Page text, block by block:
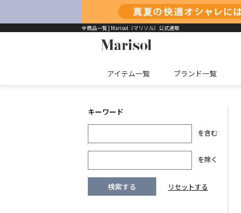
全商品一覧 | Marisol（マリソル）公式通販
アイテム一覧 ブランド一覧
を含む
を除く